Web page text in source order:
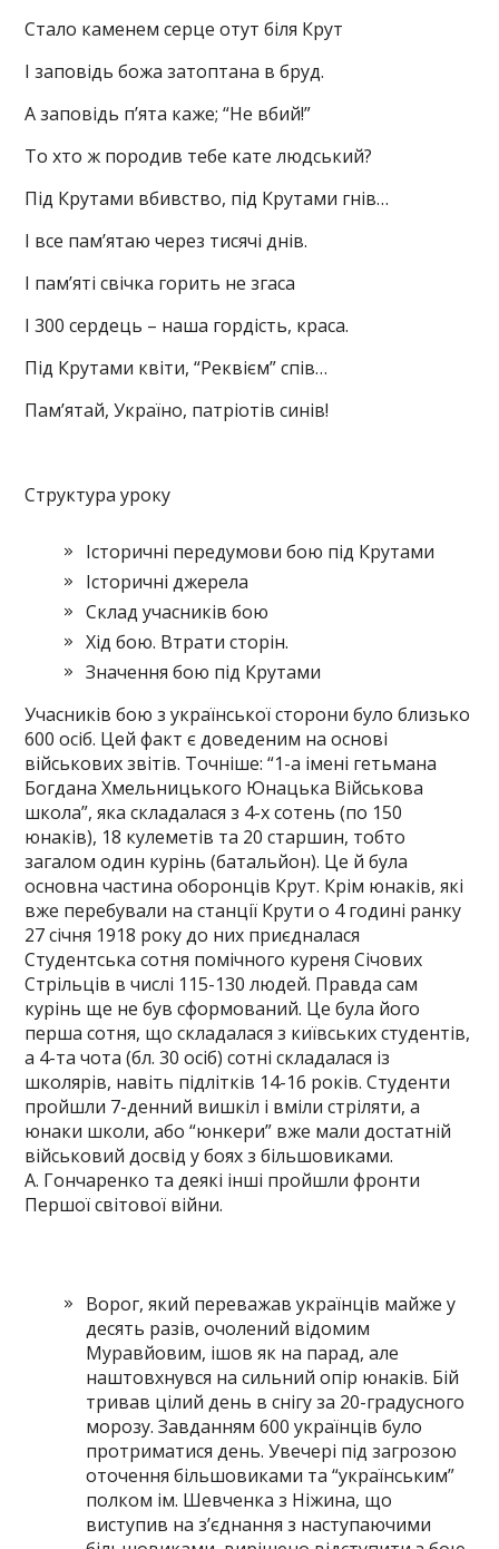
Стало каменем серце отут біля Крут
І заповідь божа затоптана в бруд.
А заповідь п’ята каже; “Не вбий!”
То хто ж породив тебе кате людський?
Під Крутами вбивство, під Крутами гнів…
І все пам’ятаю через тисячі днів.
І пам’яті свічка горить не згаса
І 300 сердець – наша гордість, краса.
Під Крутами квіти, “Реквієм” спів…
Пам’ятай, Україно, патріотів синів!
Структура уроку
Історичні передумови бою під Крутами
Історичні джерела
Склад учасників бою
Хід бою. Втрати сторін.
Значення бою під Крутами
Учасників бою з української сторони було близько
600 осіб. Цей факт є доведеним на основі
військових звітів. Точніше: “1-а імені гетьмана
Богдана Хмельницького Юнацька Військова
школа”, яка складалася з 4-х сотень (по 150
юнаків), 18 кулеметів та 20 старшин, тобто
загалом один курінь (батальйон). Це й була
основна частина оборонців Крут. Крім юнаків, які
вже перебували на станції Крути о 4 годині ранку
27 січня 1918 року до них приєдналася
Студентська сотня помічного куреня Січових
Стрільців в числі 115-130 людей. Правда сам
курінь ще не був сформований. Це була його
перша сотня, що складалася з київських студентів,
а 4-та чота (бл. 30 осіб) сотні складалася із
школярів, навіть підлітків 14-16 років. Студенти
пройшли 7-денний вишкіл і вміли стріляти, а
юнаки школи, або “юнкери” вже мали достатній
військовий досвід у боях з більшовиками.
А. Гончаренко та деякі інші пройшли фронти
Першої світової війни.
Ворог, який переважав українців майже у
десять разів, очолений відомим
Муравйовим, ішов як на парад, але
наштовхнувся на сильний опір юнаків. Бій
тривав цілий день в снігу за 20-градусного
морозу. Завданням 600 українців було
протриматися день. Увечері під загрозою
оточення більшовиками та “українським”
полком ім. Шевченка з Ніжина, що
виступив на з’єднання з наступаючими